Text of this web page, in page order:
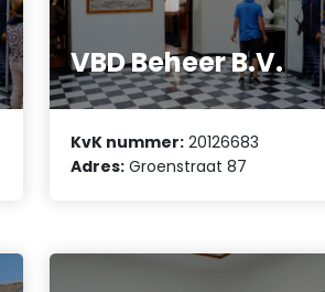
VBD Beheer B.V.
KvK nummer: 20126683
Adres: Groenstraat 87